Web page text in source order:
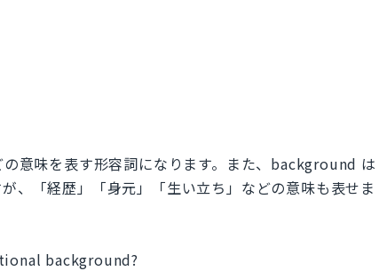
意味を表す形容詞になります。また、background は
、「経歴」「身元」「生い立ち」などの意味も表せま
background?